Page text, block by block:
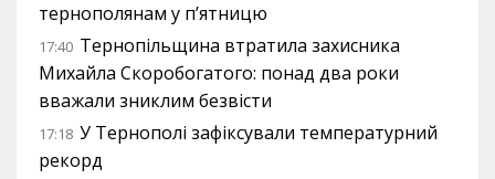
тернополянам у п’ятницю
17:40 Тернопільщина втратила захисника
Михайла Скоробогатого: понад два роки
вважали зниклим безвісти
17:18 У Тернополі зафіксували температурний
рекорд